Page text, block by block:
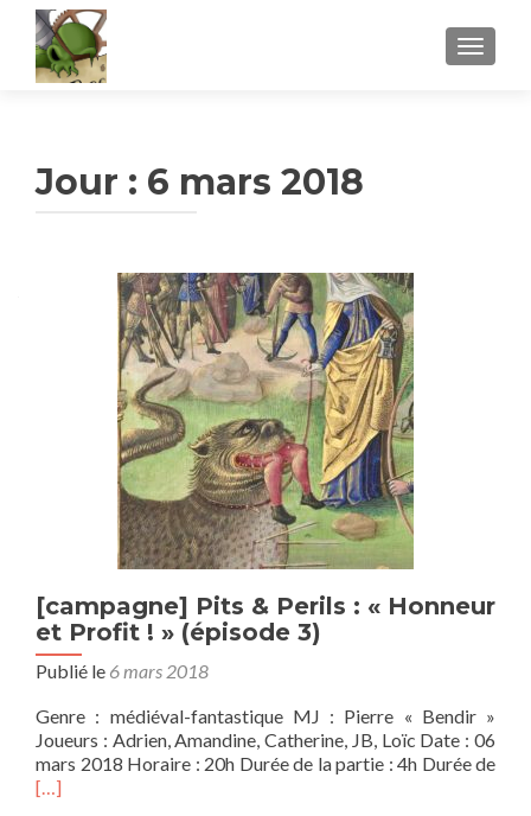
Jour : 6 mars 2018
[campagne] Pits & Perils : « Honneur
et Profit ! » (épisode 3)
Publié le 6 mars 2018
Genre : médiéval-fantastique MJ : Pierre « Bendir »
Joueurs : Adrien, Amandine, Catherine, JB, Loïc Date : 06
mars 2018 Horaire : 20h Durée de la partie : 4h Durée deEn
[…]